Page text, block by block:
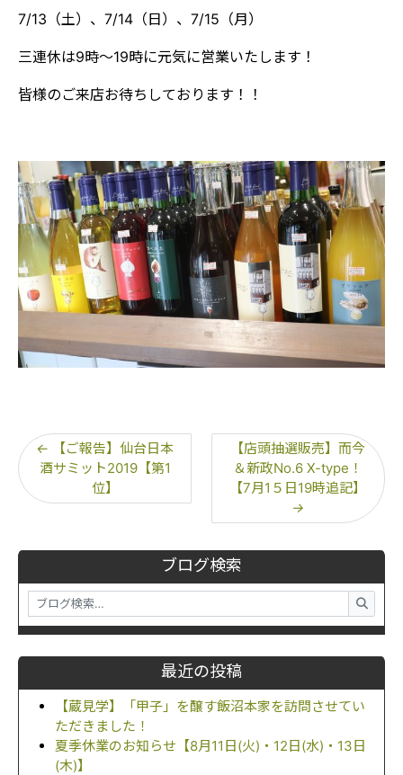
ブログ検索
最近の投稿
【蔵見学】「甲子」を醸す飯沼本家を訪問させてい
ただきました！
夏季休業のお知らせ【8月11日(火)・12日(水)・13日
(木)】
7/13（土）、7/14（日）、7/15（月）
三連休は9時～19時に元気に営業いたします！
皆様のご来店お待ちしております！！
← 【ご報告】仙台日本
酒サミット2019【第1
位】
【店頭抽選販売】而今
＆新政No.6 X-type！
【7月1５日19時追記】
→